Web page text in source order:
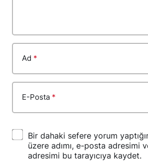
Ad *
E-Posta *
Bir dahaki sefere yorum
üzere adımı, e-posta adresimi
adresimi bu tarayıcıya kaydet.